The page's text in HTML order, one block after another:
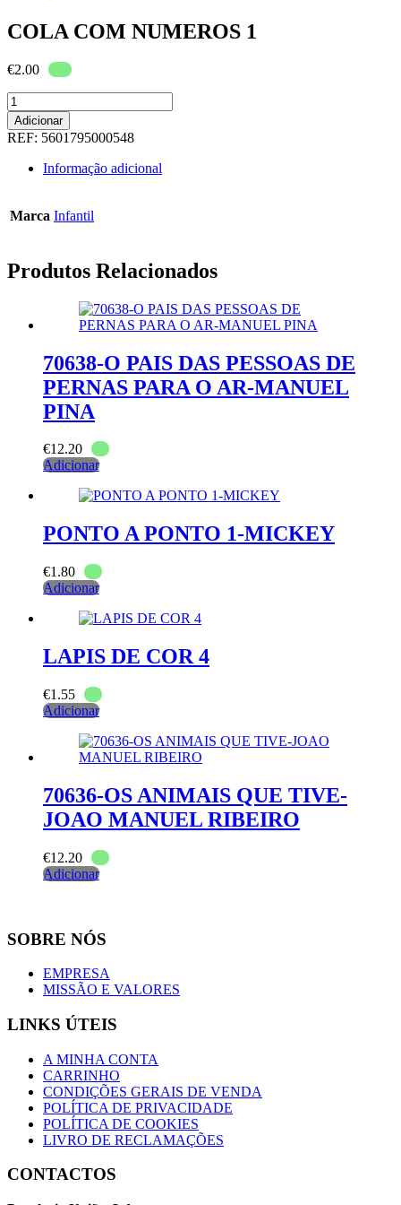
COLA COM NUMEROS 1
€2.00
Quantidade
de
COLA
COM
NUMEROS
Adicionar
REF: 5601795000548
Informação adicional
Marca Infantil
Produtos Relacionados
70638-O PAIS DAS PESSOAS DE
PERNAS PARA O AR-MANUEL
PINA
€12.20
Adicionar
PONTO A PONTO 1-MICKEY
€1.80
Adicionar
LAPIS DE COR 4
€1.55
Adicionar
70636-OS ANIMAIS QUE TIVE-
JOAO MANUEL RIBEIRO
€12.20
Adicionar
SOBRE NÓS
EMPRESA
MISSÃO E VALORES
LINKS ÚTEIS
A MINHA CONTA
CARRINHO
CONDIÇÕES GERAIS DE VENDA
POLÍTICA DE PRIVACIDADE
POLÍTICA DE COOKIES
LIVRO DE RECLAMAÇÕES
CONTACTOS